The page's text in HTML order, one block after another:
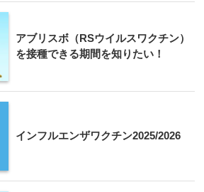
アブリスボ（RSウイルスワクチン）
を接種できる期間を知りたい！
インフルエンザワクチン2025/2026